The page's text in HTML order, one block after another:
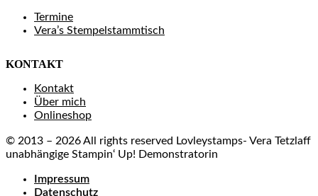
Termine
Vera’s Stempelstammtisch
KONTAKT
Kontakt
Über mich
Onlineshop
© 2013 – 2026 All rights reserved Lovleystamps- Vera Tetzlaff
unabhängige Stampin‘ Up! Demonstratorin
Impressum
Datenschutz